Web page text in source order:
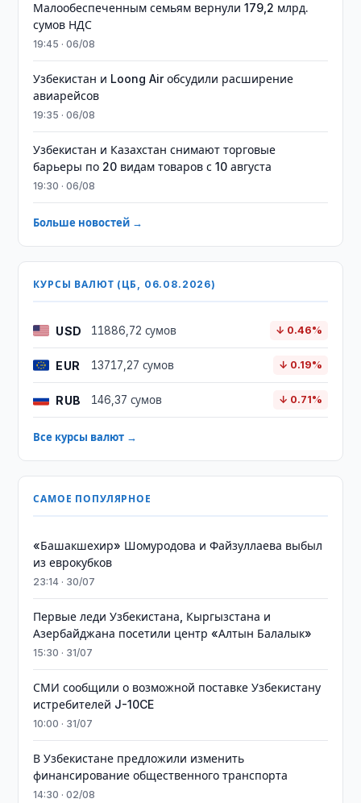
Малообеспеченным семьям вернули 179,2 млрд.
сумов НДС
19:45 · 06/08
Узбекистан и Loong Air обсудили расширение
авиарейсов
19:35 · 06/08
Узбекистан и Казахстан снимают торговые
барьеры по 20 видам товаров с 10 августа
19:30 · 06/08
Больше новостей →
КУРСЫ ВАЛЮТ (ЦБ, 06.08.2026)
USD 11886,72 сумов ↓ 0.46%
EUR 13717,27 сумов ↓ 0.19%
RUB 146,37 сумов ↓ 0.71%
Все курсы валют →
САМОЕ ПОПУЛЯРНОЕ
«Башакшехир» Шомуродова и Файзуллаева выбыл
из еврокубков
23:14 · 30/07
Первые леди Узбекистана, Кыргызстана и
Азербайджана посетили центр «Алтын Балалык»
15:30 · 31/07
СМИ сообщили о возможной поставке Узбекистану
истребителей J-10CE
10:00 · 31/07
В Узбекистане предложили изменить
финансирование общественного транспорта
14:30 · 02/08